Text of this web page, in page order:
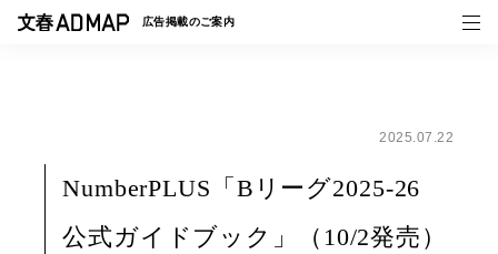
広告掲載のご案内
事例一覧
トピックス
2025.07.22
NumberPLUS「Bリーグ2025-26
公式ガイドブック」（10/2発売）